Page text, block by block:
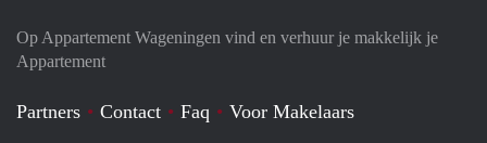
Op Appartement Wageningen vind en verhuur je makkelijk je
Appartement
Partners Contact Faq
Voor Makelaars